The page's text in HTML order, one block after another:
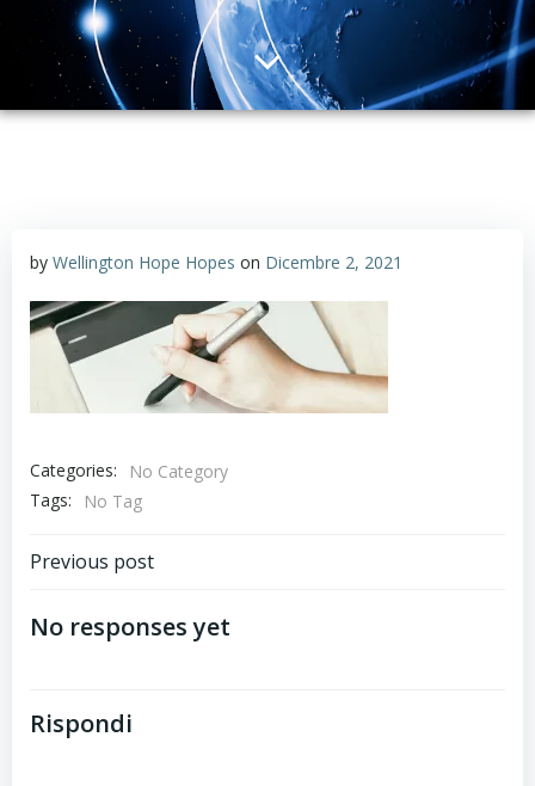
by Wellington Hope Hopes on Dicembre 2, 2021
Categories:
No Category
Tags:
No Tag
Post
navigation
Previous post
No responses yet
Rispondi